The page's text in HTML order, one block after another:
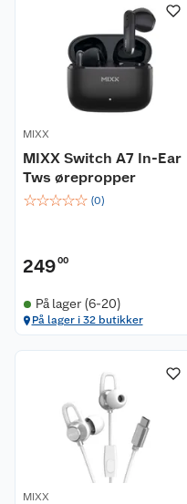
MIXX
MIXX Switch A7 In-Ear
Tws ørepropper
☆☆☆☆☆ (0)
24900
På lager (6-20)
På lager i 32 butikker
MIXX